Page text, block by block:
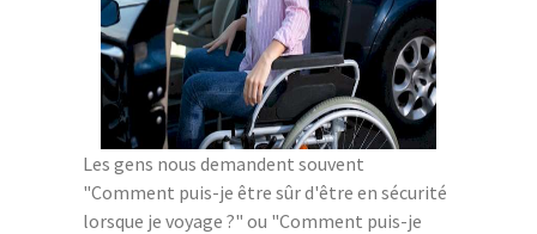
Les gens nous demandent souvent
"Comment puis-je être sûr d'être en sécurité
lorsque je voyage ?" ou "Comment puis-je